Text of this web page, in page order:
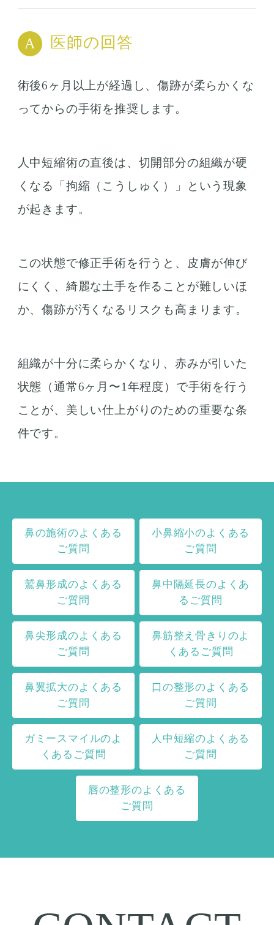
医師の回答
術後6ヶ月以上が経過し、傷跡が柔らかくな
ってからの手術を推奨します。
人中短縮術の直後は、切開部分の組織が硬
くなる「拘縮（こうしゅく）」という現象
が起きます。
この状態で修正手術を行うと、皮膚が伸び
にくく、綺麗な土手を作ることが難しいほ
か、傷跡が汚くなるリスクも高まります。
組織が十分に柔らかくなり、赤みが引いた
状態（通常6ヶ月〜1年程度）で手術を行う
ことが、美しい仕上がりのための重要な条
件です。
鼻の施術のよくある
ご質問
小鼻縮小のよくある
ご質問
鷲鼻形成のよくある
ご質問
鼻中隔延長のよくあ
るご質問
鼻尖形成のよくある
ご質問
鼻筋整え骨きりのよ
くあるご質問
鼻翼拡大のよくある
ご質問
口の整形のよくある
ご質問
ガミースマイルのよ
くあるご質問
人中短縮のよくある
ご質問
唇の整形のよくある
ご質問